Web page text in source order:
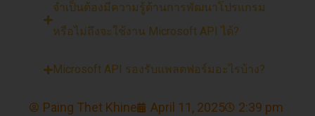
จำเป็นต้องมีความรู้ด้านการพัฒนาโปรแกรม
หรือไม่ถึงจะใช้งาน Microsoft API ได้?
Microsoft API รองรับแพลตฟอร์มอะไรบ้าง?
Paing Thet Khine April 11, 2025 2:39 pm